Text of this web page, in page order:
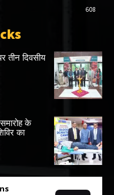
608
तीन दिवसीय
के
का